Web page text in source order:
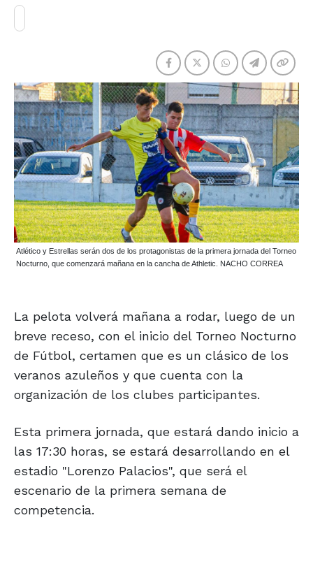
Atlético y Estrellas serán dos de los protagonistas de la primera jornada del Torneo
Nocturno, que comenzará mañana en la cancha de Athletic. NACHO CORREA
La pelota volverá mañana a rodar, luego de un
breve receso, con el inicio del Torneo Nocturno
de Fútbol, certamen que es un clásico de los
veranos azuleños y que cuenta con la
organización de los clubes participantes.
Esta primera jornada, que estará dando inicio a
las 17:30 horas, se estará desarrollando en el
estadio "Lorenzo Palacios", que será el
escenario de la primera semana de
competencia.